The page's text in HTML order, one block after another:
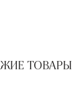
ТОВАРЫ